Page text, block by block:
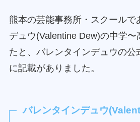
熊本の芸能事務所・スクールで
デュウ(Valentine Dew)の中学〜
たと、バレンタインデュウの公
に記載がありました。
バレンタインデュウ